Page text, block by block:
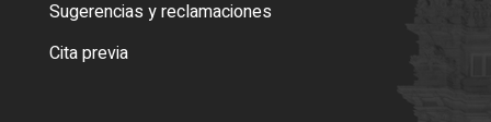
Sugerencias y reclamaciones
Cita previa